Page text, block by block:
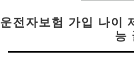
운전자보험 가입 나이
능